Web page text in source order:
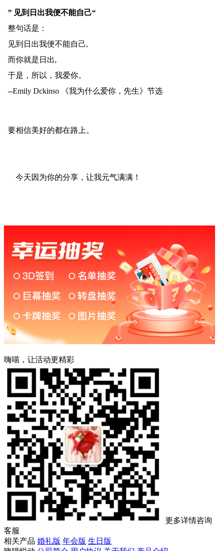
” 见到日出我便不能自己“
整句话是：
见到日出我便不能自己,
而你就是日出,
于是，所以，我爱你。
--Emily Dckinso 《我为什么爱你，先生》节选
要相信美好的都在路上。
今天因为你的分享，让我元气满满！
嗨喵，让活动更精彩
更多详情咨询
客服
相关产品 婚礼版 年会版 生日版